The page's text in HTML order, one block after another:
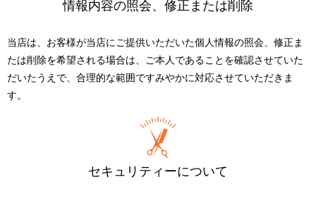
情報内容の照会、修正または削除
当店は、お客様が当店にご提供いただいた個人情報の照会、修正ま
たは削除を希望される場合は、ご本人であることを確認させていた
だいたうえで、合理的な範囲ですみやかに対応させていただきま
す。
セキュリティーについて